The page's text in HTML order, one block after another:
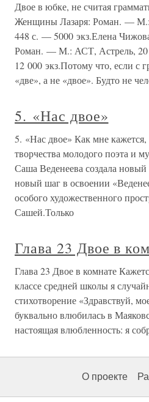
Двое в юбке, не считая
Женщины Лазаря: Роман. —
448 с. — 5000 экз.Елена
Роман. — М.: АСТ, Астрель,
12 000 экз.Потому что, если с
«две», а не «двое». Будто не
5. «Нас двое»
5. «Нас двое» Как мне
творчества молодого поэта и
Саша Веденеева создала
новый шаг в освоении
особого художественного
Сашей.Только
Глава 23 Двое в
Глава 23 Двое в комнате
классе средней школы я
стихотворение «Здравствуй,
буквально влюбилась в
настоящая влюбленность: я
О проекте